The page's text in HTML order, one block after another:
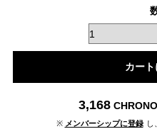
カー
3,168
※ メンバーシップに登録 し